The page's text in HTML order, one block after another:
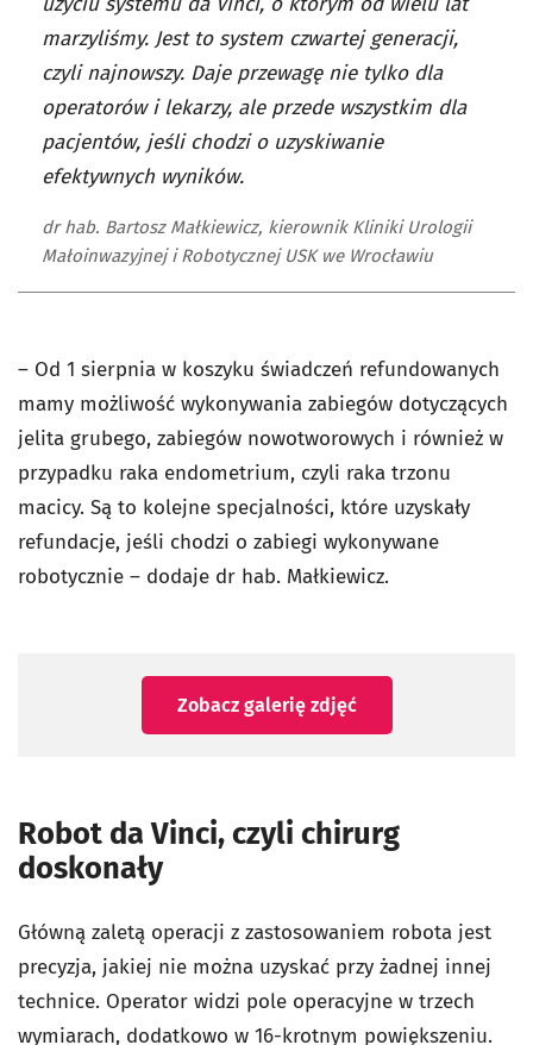
marzyliśmy. Jest to system czwartej generacji,
czyli najnowszy. Daje przewagę nie tylko dla
operatorów i lekarzy, ale przede wszystkim dla
pacjentów, jeśli chodzi o uzyskiwanie
efektywnych wyników.
dr hab. Bartosz Małkiewicz, kierownik Kliniki Urologii
Małoinwazyjnej i Robotycznej USK we Wrocławiu
– Od 1 sierpnia w koszyku świadczeń refundowanych
mamy możliwość wykonywania zabiegów dotyczących
jelita grubego, zabiegów nowotworowych i również w
przypadku raka endometrium, czyli raka trzonu
macicy. Są to kolejne specjalności, które uzyskały
refundacje, jeśli chodzi o zabiegi wykonywane
robotycznie – dodaje dr hab. Małkiewicz.
Zobacz galerię zdjęć
Robot da Vinci, czyli chirurg
doskonały
Główną zaletą operacji z zastosowaniem robota jest
precyzja, jakiej nie można uzyskać przy żadnej innej
technice. Operator widzi pole operacyjne w trzech
wymiarach, dodatkowo w 16-krotnym powiększeniu.